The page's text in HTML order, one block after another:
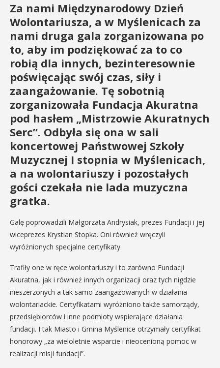
Za nami Międzynarodowy Dzień
Wolontariusza, a w Myślenicach za
nami druga gala zorganizowana po
to, aby im podziękować za to co
robią dla innych, bezinteresownie
poświęcając swój czas, siły i
zaangażowanie. Tę sobotnią
zorganizowała Fundacja Akuratna
pod hasłem „Mistrzowie Akuratnych
Serc”. Odbyła się ona w sali
koncertowej Państwowej Szkoły
Muzycznej I stopnia w Myślenicach,
a na wolontariuszy i pozostałych
gości czekała nie lada muzyczna
gratka.
Galę poprowadzili Małgorzata Andrysiak, prezes Fundacji i jej
wiceprezes Krystian Stopka. Oni również wręczyli
wyróżnionych specjalne certyfikaty.
Trafiły one w ręce wolontariuszy i to zarówno Fundacji
Akuratna, jak i również innych organizacji oraz tych nigdzie
nieszerzonych a tak samo zaangażowanych w działania
wolontariackie. Certyfikatami wyróżniono także samorządy,
przedsiębiorców i inne podmioty wspierające działania
fundacji. I tak Miasto i Gmina Myślenice otrzymały certyfikat
honorowy „za wieloletnie wsparcie i nieocenioną pomoc w
realizacji misji fundacji”.